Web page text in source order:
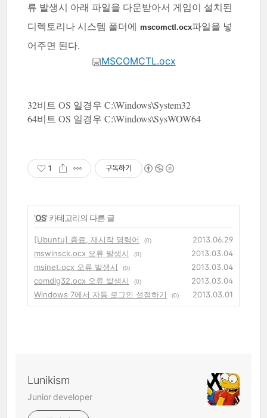
류 발생시 아래 파일을 다운받아서 게임이 설치된
디렉토리나 시스템 폴더에 mscomctl.ocx파일을 넣
어주면 된다.
MSCOMCTL.ocx
32비트 OS 일경우 C:\Windows\System32
64비트 OS 일경우 C:\Windows\SysWOW64
1 구독하기
'OS' 카테고리의 다른 글
[Ubuntu] 종료, 재시작 명령어 (0)
2013.06.29
mswinsck.ocx 오류 발생시
(0)
2013.03.04
msinet.ocx 오류 발생시
(0)
2013.03.04
comdlg32.ocx 오류 발생시
(0)
2013.03.04
Windows 7에서 자동 로그인 설정하기
(0) 2013.03.01
Lunikism
Junior developer